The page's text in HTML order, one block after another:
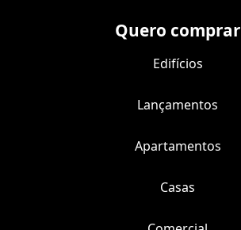
Quero comprar
Edifícios
Lançamentos
Apartamentos
Casas